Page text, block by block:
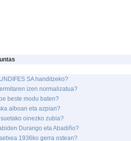
SA handitzeko?
izen normalizatua?
beste modu baten?
alboan eta azpian?
oinezko zubia?
Durango eta Abadiño?
1936ko gerra ostean?